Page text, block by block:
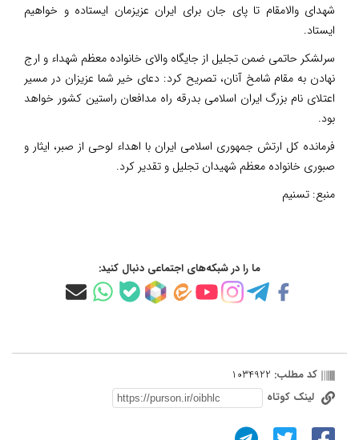
شهدای والامقام تا پای جان برای ایران عزیزمان ایستاده‌ و خواهیم
ایستاد.
سرلشکر حاتمی ضمن تجلیل از جایگاه والای خانواده معظم شهداء و ارج
نهادن به مقام شامخ آنان، تصریح کرد: دعای خیر شما عزیزان در مسیر
اعتلای نام بزرگ ایران اسلامی بدرقه راه مدافعان راستین کشور خواهد
بود.
فرمانده کل ارتش جمهوری اسلامی ایران با اهداء لوحی از صبر، ایثار و
صبوری خانواده معظم شهیدان تجلیل و تقدیر کرد.
منبع: تسنیم
ما را در شبکه‌های اجتماعی دنبال کنید:
کد مطلب: 1034922
لینک کوتاه